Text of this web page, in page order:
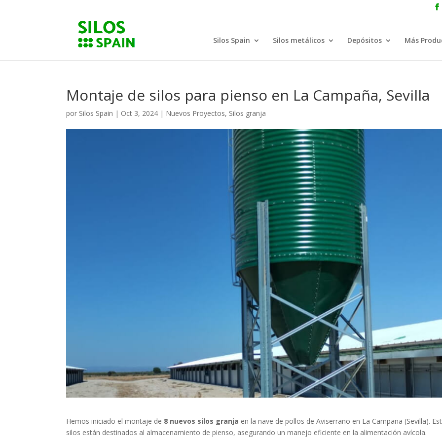
Silos Spain Silos metálicos Depósitos Más
Montaje de silos para pienso en La Campaña, Sevilla
por Silos Spain | Oct 3, 2024 | Nuevos Proyectos, Silos granja
Hemos iniciado el montaje de 8 nuevos silos granja en la nave de pollos de Aviserrano en La Campana (Sevilla).
silos están destinados al almacenamiento de pienso, asegurando un manejo eficiente en la alimentación avícola.